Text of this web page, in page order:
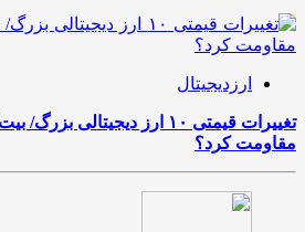
ارزدیجیتال
مقاومت کرد؟